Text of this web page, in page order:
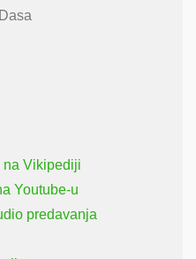
na Vikipediji
Youtube-u
predavanja